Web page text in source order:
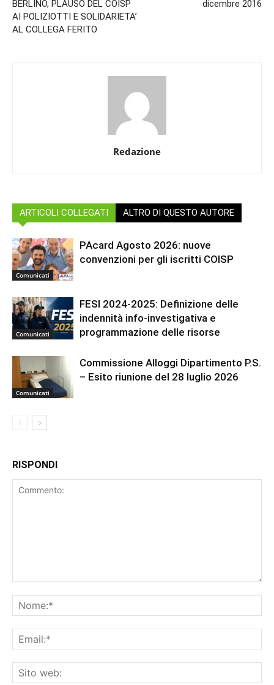
BERLINO, PLAUSO DEL COISP
AI POLIZIOTTI E SOLIDARIETA’
AL COLLEGA FERITO
dicembre 2016
Redazione
ARTICOLI COLLEGATI ALTRO DI QUESTO AUTORE
Comunicati
PAcard Agosto 2026: nuove
convenzioni per gli iscritti COISP
Comunicati
FESI 2024-2025: Definizione delle
indennità info-investigativa e
programmazione delle risorse
Comunicati
Commissione Alloggi Dipartimento P.S.
– Esito riunione del 28 luglio 2026
RISPONDI